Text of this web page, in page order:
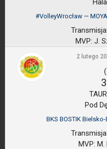
#VolleyWrocław —
Transmisja:
MVP: J.
2 lutego
3
Pod
BKS BOSTIK
Transmisja:
MVP: M.